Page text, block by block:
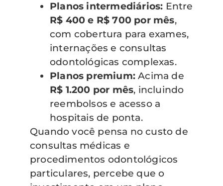
Planos intermediários: Entre
R$ 400 e R$ 700 por mês,
com cobertura para exames,
internações e consultas
odontológicas complexas.
Planos premium: Acima de
R$ 1.200 por mês, incluindo
reembolsos e acesso a
hospitais de ponta.
Quando você pensa no custo de
consultas médicas e
procedimentos odontológicos
particulares, percebe que o